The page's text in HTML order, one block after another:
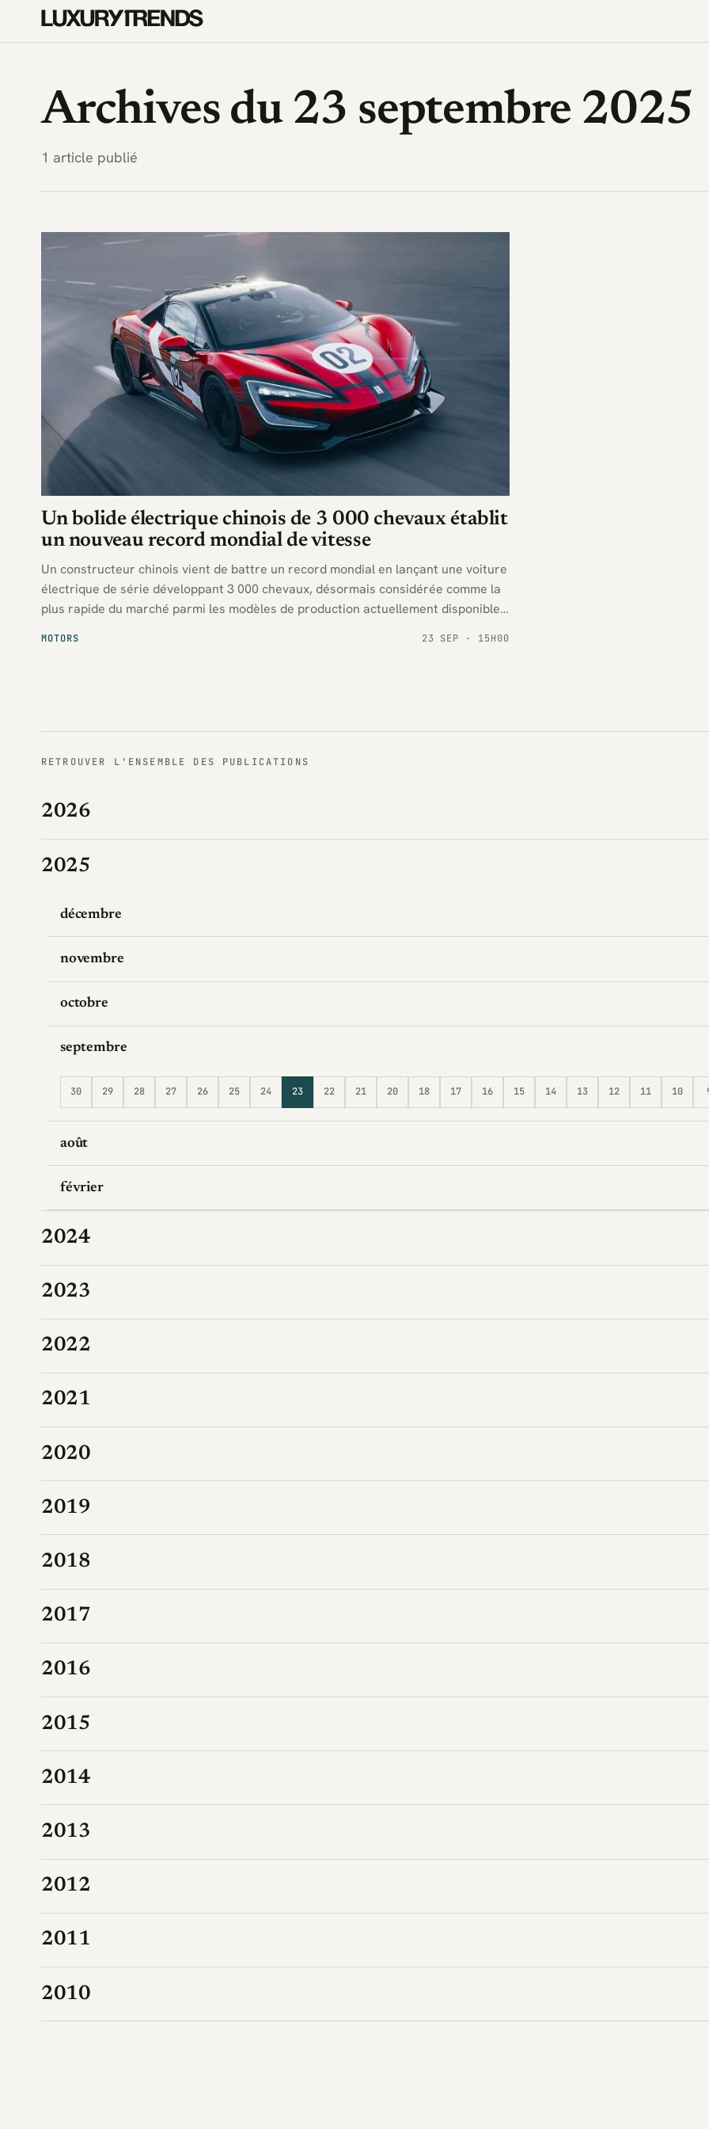
Archives du 23 septembre 2025
1 article publié
MOTORS
Un bolide électrique chinois de 3 000 chevaux établit
un nouveau record mondial de vitesse
Un constructeur chinois vient de battre un record mondial en lançant une voiture
électrique de série développant 3 000 chevaux, désormais considérée comme la
plus rapide du marché parmi les modèles de production actuellement disponibles
23 SEP · 15H00
RETROUVER L'ENSEMBLE DES PUBLICATIONS
2026
2025
décembre
novembre
octobre
septembre
30 29 28 27 26 25 24 23 22 21 20 18 17 16 15 14 13 12 11 10
août
février
2024
2023
2022
2021
2020
2019
2018
2017
2016
2015
2014
2013
2012
2011
2010